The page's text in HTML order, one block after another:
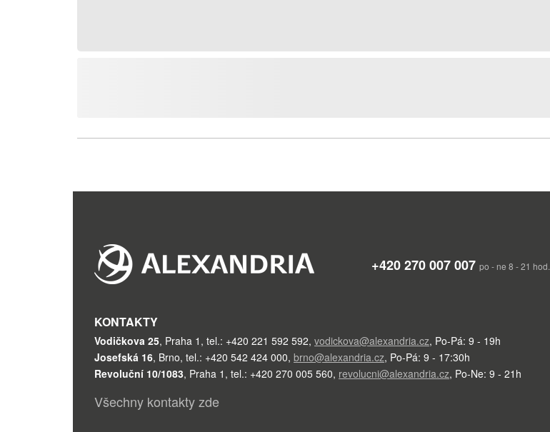
+420 270 007 007 po - ne 8 - 21 hod.
KONTAKTY
Vodičkova 25, Praha 1 , tel.: +420 221 592 592, vodickova@alexandria.cz, Po-Pá: 9 - 19h
Josefská 16, Brno, tel.: +420 542 424 000, brno@alexandria.cz, Po-Pá: 9 - 17:30h
Revoluční 10/1083, Praha 1 , tel.: +420 270 005 560, revolucni@alexandria.cz, Po-Ne: 9 - 21h
Všechny kontakty zde